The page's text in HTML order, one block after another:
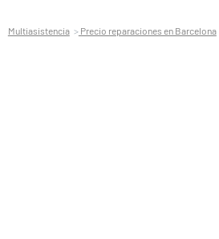
Multiasistencia Precio reparaciones en Barcelona